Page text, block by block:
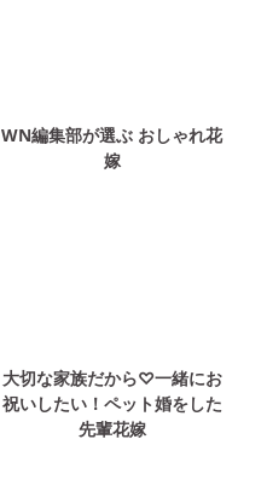
WN編集部が選ぶ おしゃれ花
嫁
大切な家族だから♡一緒にお
祝いしたい！ペット婚をした
先輩花嫁